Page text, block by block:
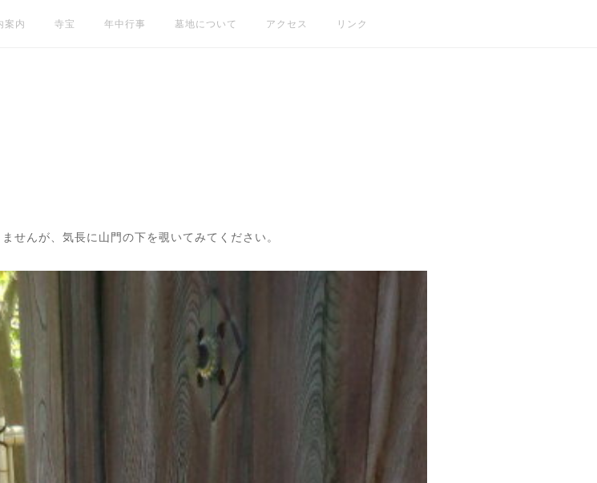
案内 寺宝 年中行事 墓地について アクセス リンク
せんが、気長に山門の下を覗いてみてください。